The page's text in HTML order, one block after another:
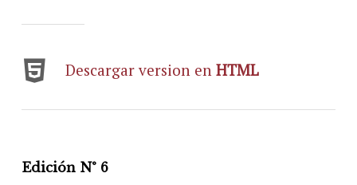
Descargar version en HTML
Edición N° 6